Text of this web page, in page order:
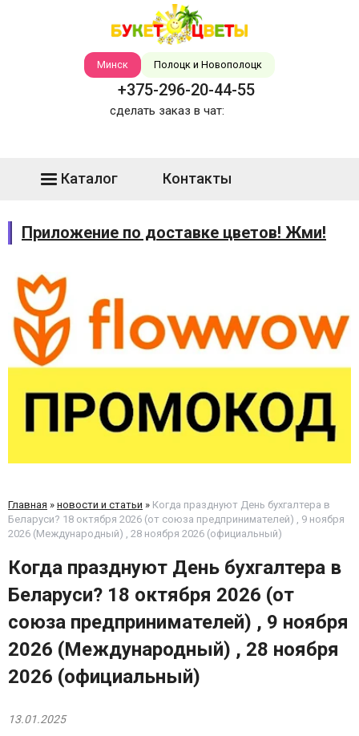
Минск Полоцк и Новополоцк
+375-296-20-44-55
сделать заказ в чат:
Каталог Контакты
Приложение по доставке цветов! Жми!
Главная » новости и статьи » Когда празднуют День бухгалтера в
Беларуси? 18 октября 2026 (от союза предпринимателей) , 9 ноября
2026 (Международный) , 28 ноября 2026 (официальный)
Когда празднуют День бухгалтера в
Беларуси? 18 октября 2026 (от
союза предпринимателей) , 9 ноября
2026 (Международный) , 28 ноября
2026 (официальный)
13.01.2025